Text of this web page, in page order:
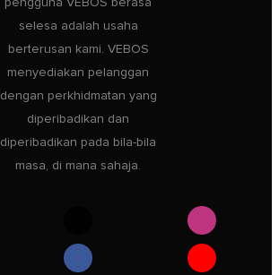
pengguna VEBOS berasa
selesa adalah usaha
berterusan kami. VEBOS
menyediakan pelanggan
dengan perkhidmatan yang
diperibadikan dan
diperibadikan pada bila-bila
masa, di mana sahaja.